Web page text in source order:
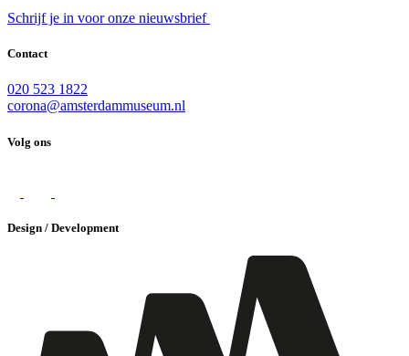
Schrijf je in voor onze nieuwsbrief
Contact
020 523 1822
corona@amsterdammuseum.nl
Volg ons
Design / Development